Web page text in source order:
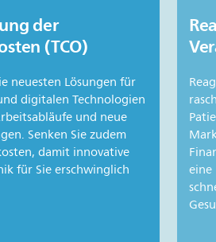
der
(TCO)
neuesten Lösungen für
digitalen Technologien
und neue
Senken Sie zudem
damit innovative
für Sie erschwinglich
eine